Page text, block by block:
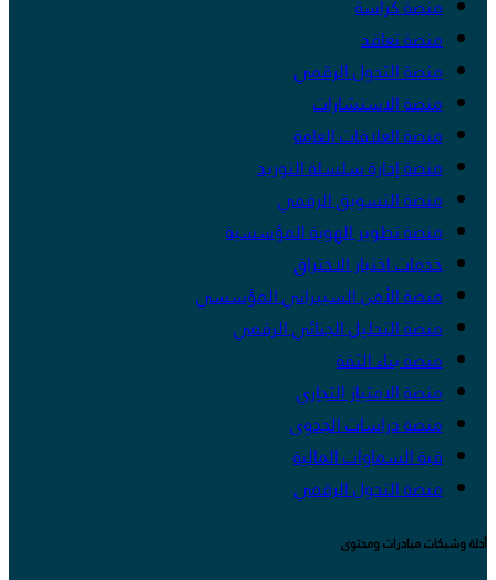
منصة كراسة
منصة تعاقد
منصة التحول الرقمي
منصة الاستشارات
منصة العلاقات العامة
منصة إدارة سلسلة التوريد
منصة التسويق الرقمي
منصة تطوير الهوية المؤسسية
خدمات اختبار الاختراق
منصة الأمن السيبراني المؤسسي
منصة التحليل الجنائي الرقمي
منصة بناء الثقة
منصة الامتياز التجاري
منصة دراسات الجدوى
قبة السماوات المالية
منصة التحول الرقمي
أدلة وشبكات مبادرات ومحتوى